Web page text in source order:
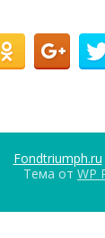
Fondtriumph.ru
Тема от WP